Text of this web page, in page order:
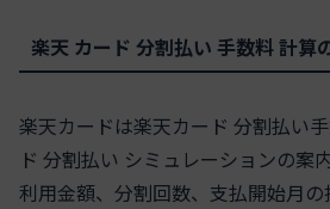
楽天 カード 分割払い 手数料 計算
楽天カードは楽天カード 分割払い
ド 分割払い シミュレーションの案
利用金額、分割回数、支払開始月